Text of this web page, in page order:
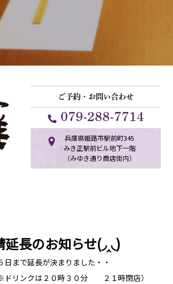
ご予約・お問い合わせ
079-288-7714
兵庫県姫路市駅前町345
みき正駅前ビル地下一階
（みゆき通り商店街内）
長のお知らせ(◞‸◟)
まで延長が決まりました・・
※ドリンクは２０時３０分 ２１時閉店）